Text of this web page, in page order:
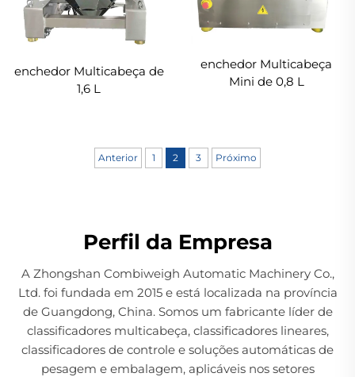
enchedor Multicabeça de
1,6 L
enchedor Multicabeça
Mini de 0,8 L
Anterior 1 2 3 Próximo
Perfil da Empresa
A Zhongshan Combiweigh Automatic Machinery Co.,
Ltd. foi fundada em 2015 e está localizada na província
de Guangdong, China. Somos um fabricante líder de
classificadores multicabeça, classificadores lineares,
classificadores de controle e soluções automáticas de
pesagem e embalagem, aplicáveis nos setores